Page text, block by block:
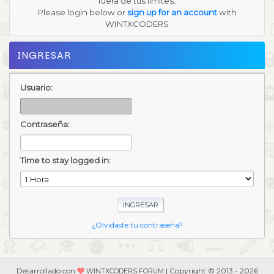
Please login below or sign up for an accountwith
WINTXCODERS
INGRESAR
Usuario:
Contraseña:
Time to stay logged in:
¿Olvidaste tu contraseña?
Desarrollado con WINTXCODERS FORUM | Copyright © 2013 - 2026